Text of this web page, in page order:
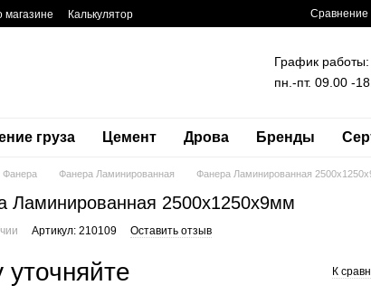
Калькулятор Сравнение
График работы:
пн.-пт. 09.00 -
груза Цемент Дрова Бренды
Фанера Фанера Ламинированная Фанера Ламинированная
Ламинированная 2500x1250x9мм
Артикул: 210109 Оставить отзыв
уточняйте К